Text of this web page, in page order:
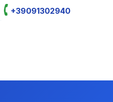
+39091302940